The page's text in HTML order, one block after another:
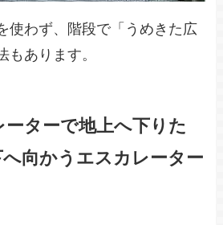
使わず、階段で「うめきた広
もあります。
ーターで地上へ下りた
向かうエスカレーター